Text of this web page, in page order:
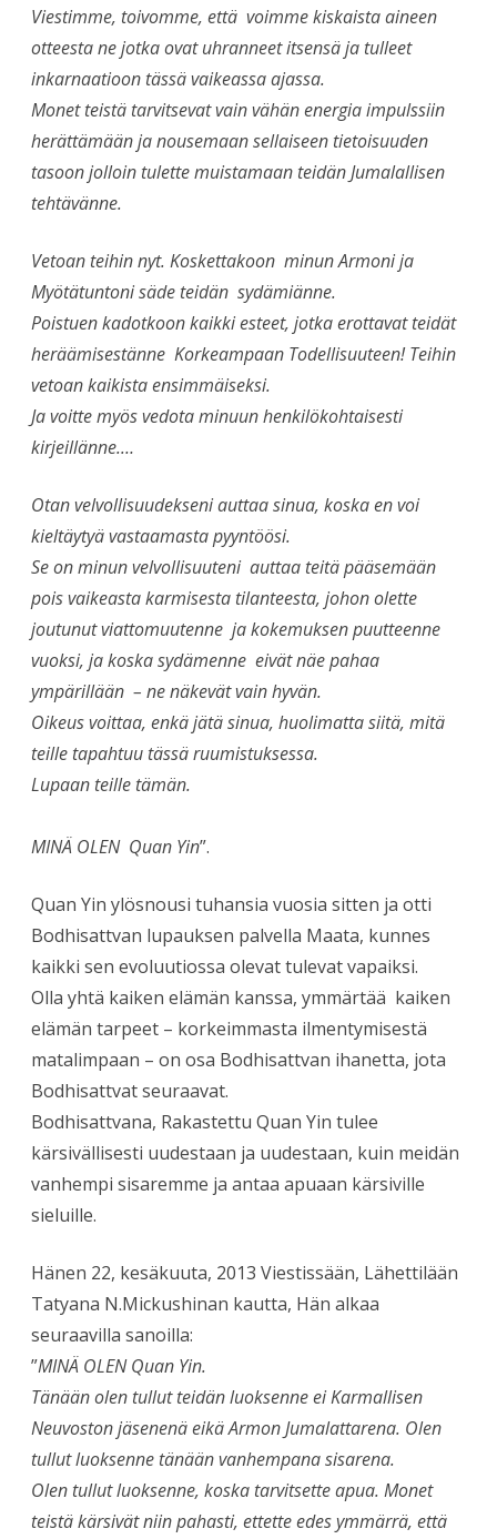
Viestimme, toivomme, että voimme kiskaista aineen
otteesta ne jotka ovat uhranneet itsensä ja tulleet
inkarnaatioon tässä vaikeassa ajassa.
Monet teistä tarvitsevat vain vähän energia impulssiin
herättämään ja nousemaan sellaiseen tietoisuuden
tasoon jolloin tulette muistamaan teidän Jumalallisen
tehtävänne.
Vetoan teihin nyt. Koskettakoon minun Armoni ja
Myötätuntoni säde teidän sydämiänne.
Poistuen kadotkoon kaikki esteet, jotka erottavat teidät
heräämisestänne Korkeampaan Todellisuuteen! Teihin
vetoan kaikista ensimmäiseksi.
Ja voitte myös vedota minuun henkilökohtaisesti
kirjeillänne.…
Otan velvollisuudekseni auttaa sinua, koska en voi
kieltäytyä vastaamasta pyyntöösi.
Se on minun velvollisuuteni auttaa teitä pääsemään
pois vaikeasta karmisesta tilanteesta, johon olette
joutunut viattomuutenne ja kokemuksen puutteenne
vuoksi, ja koska sydämenne eivät näe pahaa
ympärillään – ne näkevät vain hyvän.
Oikeus voittaa, enkä jätä sinua, huolimatta siitä, mitä
teille tapahtuu tässä ruumistuksessa.
Lupaan teille tämän.
MINÄ OLEN Quan Yin”.
Quan Yin ylösnousi tuhansia vuosia sitten ja otti
Bodhisattvan lupauksen palvella Maata, kunnes
kaikki sen evoluutiossa olevat tulevat vapaiksi.
Olla yhtä kaiken elämän kanssa, ymmärtää kaiken
elämän tarpeet – korkeimmasta ilmentymisestä
matalimpaan – on osa Bodhisattvan ihanetta, jota
Bodhisattvat seuraavat.
Bodhisattvana, Rakastettu Quan Yin tulee
kärsivällisesti uudestaan ja uudestaan, kuin meidän
vanhempi sisaremme ja antaa apuaan kärsiville
sieluille.
Hänen 22, kesäkuuta, 2013 Viestissään, Lähettilään
Tatyana N.Mickushinan kautta, Hän alkaa
seuraavilla sanoilla:
”MINÄ OLEN Quan Yin.
Tänään olen tullut teidän luoksenne ei Karmallisen
Neuvoston jäsenenä eikä Armon Jumalattarena. Olen
tullut luoksenne tänään vanhempana sisarena.
Olen tullut luoksenne, koska tarvitsette apua. Monet
teistä kärsivät niin pahasti, ettette edes ymmärrä, että